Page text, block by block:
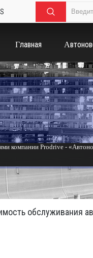
Главная
компании Prodrive -
России с бензиновым